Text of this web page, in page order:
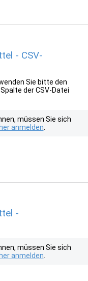
- CSV-
Sie bitte den
der CSV-Datei
müssen Sie sich
anmelden
-
müssen Sie sich
anmelden